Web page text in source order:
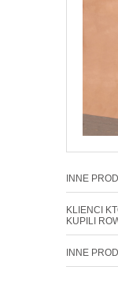
INNE
KLIENCI
KUPILI
INNE